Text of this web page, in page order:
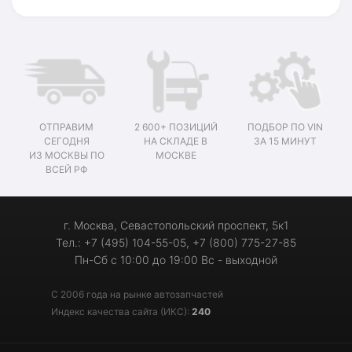
ОТПРАВИМ
СЕГОДНЯ
ИЗ МОСКВЫ ПО
ВСЕЙ РФ
2 600+ ПОЗИЦИЙ
НА СКЛАДЕ В
МОСКВЕ
ПОДБОР ПО VIN
ЗА 15 МИНУТ
г. Москва, Севастопольский проспект, 5к1
Тел.: +7 (495) 104-55-05, +7 (800) 775-27-85
Пн-Сб с 10:00 до 19:00 Вс - выходной
С 2006 года на рынке автозапчастей
Индекс качества сайта (ИКС): 240